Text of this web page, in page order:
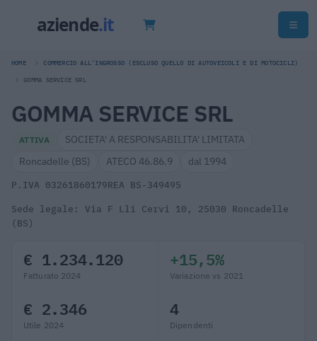
HOME COMMERCIO ALL'INGROSSO (ESCLUSO QUELLO DI AUTOVEICOLI E DI MOTOCICLI)
GOMMA SERVICE SRL
GOMMA SERVICE SRL
ATTIVA
SOCIETA' A RESPONSABILITA' LIMITATA
Roncadelle (BS)
ATECO 46.86.9 dal 1994
P.IVA 03261860179REA BS-349495
Sede legale: Via F Lli Cervi 10, 25030 Roncadelle
(BS)
€ 1.234.120
Fatturato 2024
+15,5%
Variazione vs 2021
€ 2.346
Utile 2024
4
Dipendenti